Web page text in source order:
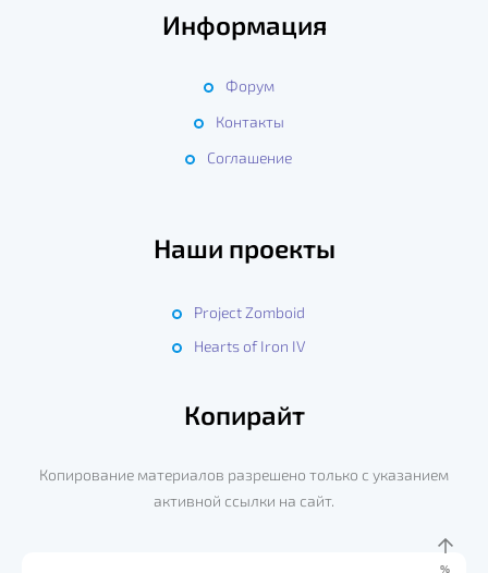
Информация
Форум
Контакты
Соглашение
Наши проекты
Project Zomboid
Hearts of Iron IV
Копирайт
Копирование материалов разрешено только с указанием
активной ссылки на сайт.
%